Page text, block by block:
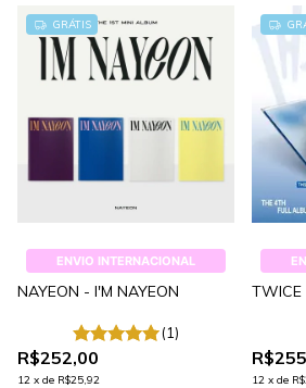
GRÁTIS
ENVIO INTERNACIONAL
NAYEON - I'M NAYEON
(1)
R$252,00
12 x de R$25,92
TWICE
12 x de